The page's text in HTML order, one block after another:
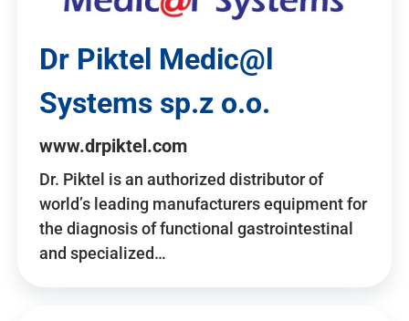
Dr Piktel Medic@l
Systems sp.z o.o.
www.drpiktel.com
Dr. Piktel is an authorized distributor of
world’s leading manufacturers equipment for
the diagnosis of functional gastrointestinal
and specialized…